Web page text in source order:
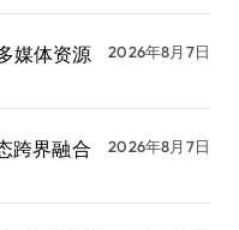
媒体资源
2026年8月7日
跨界融合
2026年8月7日